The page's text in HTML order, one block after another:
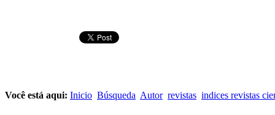
Você está aqui: Inicio Búsqueda Autor revistas indices revistas